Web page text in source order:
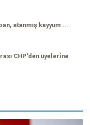
atanmış kayyum ...
CHP'den üyelerine